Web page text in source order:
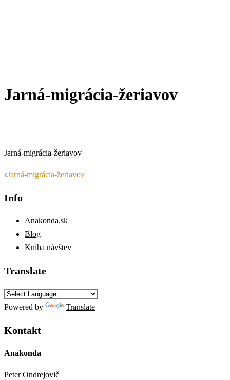
Jarná-migrácia-žeriavov
Jarná-migrácia-žeriavov
Navigácia
Jarná-migrácia-žeriavov
Info
Anakonda.sk
Blog
Kniha návštev
Translate
Powered by Translate
Kontakt
Anakonda
Peter Ondrejovič